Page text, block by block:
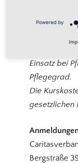
Einsatz bei
Pflegegrad.
Die
gesetzlichen
Bergstraße
Powered by